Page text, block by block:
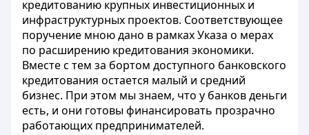
кредитованию крупных инвестиционных и
инфраструктурных проектов. Соответствующее
поручение мною дано в рамках Указа о мерах
по расширению кредитования экономики.
Вместе с тем за бортом доступного банковского
кредитования остается малый и средний
бизнес. При этом мы знаем, что у банков деньги
есть, и они готовы финансировать прозрачно
работающих предпринимателей.